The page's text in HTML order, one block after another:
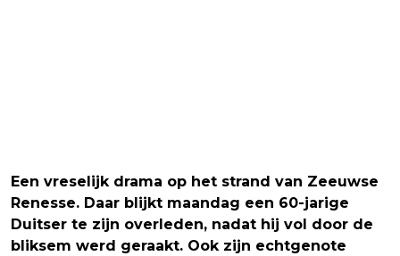
Een vreselijk drama op het strand van Zeeuwse
Renesse. Daar blijkt maandag een 60-jarige
Duitser te zijn overleden, nadat hij vol door de
bliksem werd geraakt. Ook zijn echtgenote